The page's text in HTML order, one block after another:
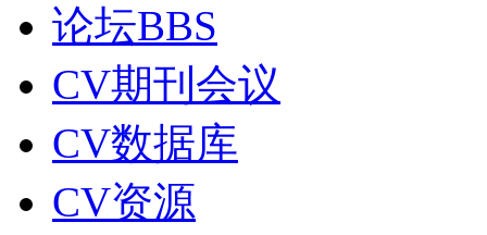
论坛BBS
CV期刊会议
CV数据库
CV资源